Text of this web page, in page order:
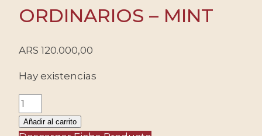
ORDINARIOS – MINT
ARS 120.000,00
Hay existencias
ARGENTINA
-
2003
Añadir al carrito